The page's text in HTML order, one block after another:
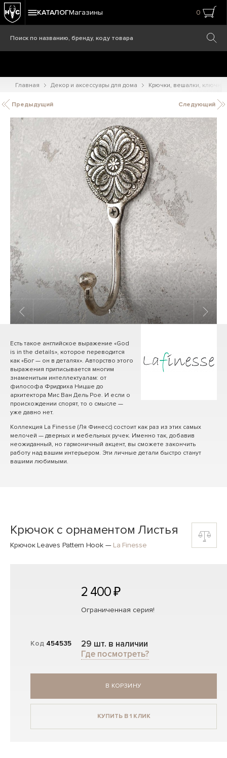
КАТАЛОГМагазины 0
Главная Декор и аксессуары для дома Крючки, вешалки,
Предыдущий Следующий
1/ 5
Есть такое английское выражение «God
is in the details», которое переводится
как «Бог — он в деталях». Авторство этого
выражения приписывается многим
знаменитым интеллектуалам: от
философа Фридриха Ницше до
архитектора Мис Ван Дель Рое. И если о
происхождении спорят, то о смысле —
уже давно нет.
Коллекция La Finesse (Ля Финесс) состоит как раз из этих самых
мелочей — дверных и мебельных ручек. Именно так, добавив
неожиданный, но гармоничный акцент, вы сможете закончить
работу над вашим интерьером. Эти личные детали быстро станут
вашими любимыми.
Крючок с орнаментом Листья
Крючок Leaves Pattern Hook— La Finesse
Код 454535
2 400 ₽
Ограниченная серия!
29 шт. в наличии
Где посмотреть?
В КОРЗИНУ
КУПИТЬ В 1 КЛИК